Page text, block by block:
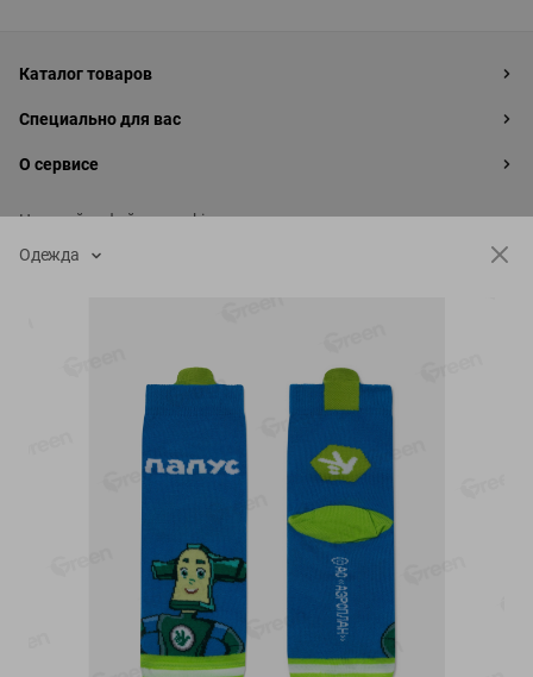
Каталог товаров
Специально для вас
О сервисе
Настройки файлов cookie
Мой Green
Google
Play
AppGallery
Время работы Call-центра: Пн.- Пт. с 09.00 до 17.00, СБ, ВС -
shop@green-market.by
Пишите нам свои вопросы, предложения и комментарии
Одежда